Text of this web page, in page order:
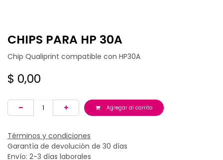
CHIPS PARA HP 30A
Chip Qualiprint compatible con HP30A
$ 0,00
Agregar al carrito
Términos y condiciones
Garantía de devolución de 30 días
Envío: 2-3 días laborales